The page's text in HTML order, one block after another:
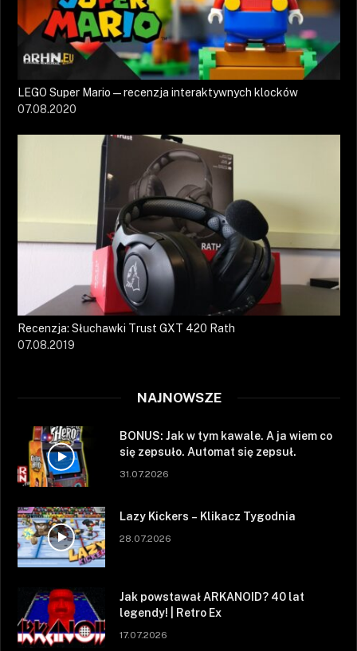
LEGO Super Mario — recenzja interaktywnych klocków
07.08.2020
Recenzja: Słuchawki Trust GXT 420 Rath
07.08.2019
NAJNOWSZE
BONUS: Jak w tym kawale. A ja wiem co
się zepsuło. Automat się zepsuł.
31.07.2026
Lazy Kickers – Klikacz Tygodnia
28.07.2026
Jak powstawał ARKANOID? 40 lat
legendy! | Retro Ex
17.07.2026